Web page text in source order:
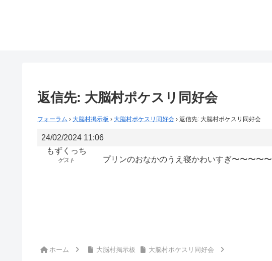
返信先: 大脳村ポケスリ同好会
フォーラム › 大脳村掲示板 › 大脳村ポケスリ同好会 › 返信先: 大脳村ポケスリ同好会
24/02/2024 11:06
もずくっち
ゲスト プリンのおなかのうえ寝かわいすぎ〜〜〜〜〜
ホーム 大脳村掲示板 大脳村ポケスリ同好会